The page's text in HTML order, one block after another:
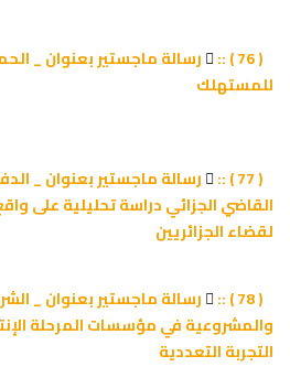
رسالة ماجستير بعنوان _
للمستهلك
رسالة ماجستير بعنوان _ الدفع
القاضي الجزائي دراسة تحليلية على واقع
لقضاء الجزائريين
رسالة ماجستير بعنوان _
والمشروعية في مؤسسات المرحلة
التجربة التعددية